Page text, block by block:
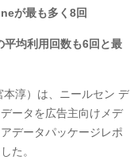
が最も多く 8回
平均利用回数も6回と最
淳）は、ニールセン デ
ータを広告主向けメデ
データパッケージレポ
た。